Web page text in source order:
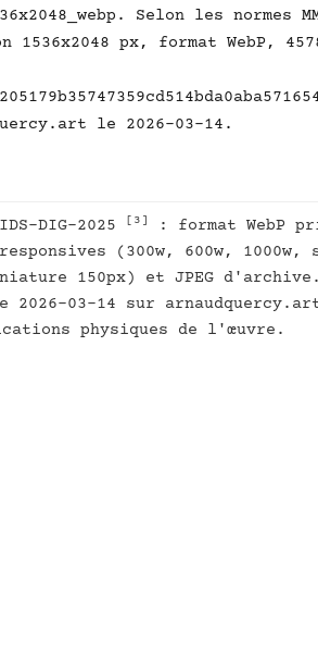
Selon les normes
px, format WebP,
le 2026-03-14.
DIG-2025 [3]
: format WebP
(300w, 600w, 1000w,
150px) et JPEG
03-14 sur
physiques de l'œuvre.